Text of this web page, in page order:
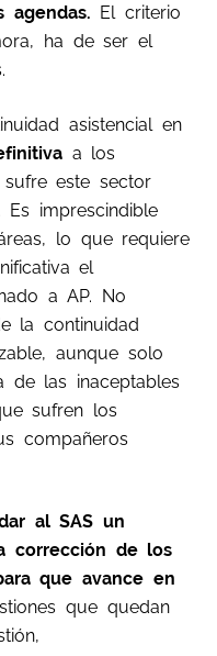
agendas. El criterio
ha de ser el
asistencial en
a los
este sector
imprescindible
lo que requiere
el
a AP. No
la continuidad
aunque solo
las inaceptables
sufren los
compañeros
al SAS un
corrección de los
que avance en
que quedan